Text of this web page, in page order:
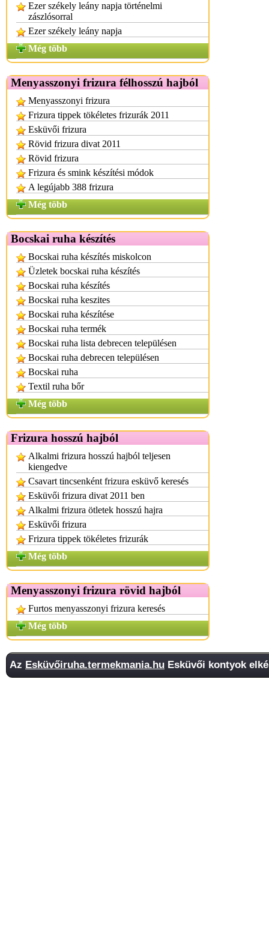
Ezer székely leány napja történelmi
zászlósorral
Ezer székely leány napja
Még több
Menyasszonyi frizura félhosszú hajból
Menyasszonyi frizura
Frizura tippek tökéletes frizurák 2011
Esküvői frizura
Rövid frizura divat 2011
Rövid frizura
Frizura és smink készítési módok
A legújabb 388 frizura
Még több
Bocskai ruha készítés
Bocskai ruha készítés miskolcon
Üzletek bocskai ruha készítés
Bocskai ruha készítés
Bocskai ruha keszites
Bocskai ruha készítése
Bocskai ruha termék
Bocskai ruha lista debrecen településen
Bocskai ruha debrecen településen
Bocskai ruha
Textil ruha bőr
Még több
Frizura hosszú hajból
Alkalmi frizura hosszú hajból teljesen
kiengedve
Csavart tincsenként frizura esküvő keresés
Esküvői frizura divat 2011 ben
Alkalmi frizura ötletek hosszú hajra
Esküvői frizura
Frizura tippek tökéletes frizurák
Még több
Menyasszonyi frizura rövid hajból
Furtos menyasszonyi frizura keresés
Még több
Az Esküvőiruha.termekmania.hu Esküvői kontyok